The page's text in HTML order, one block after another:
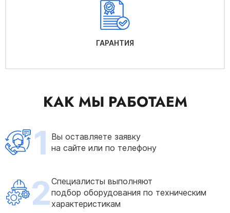
ГАРАНТИЯ
КАК МЫ РАБОТАЕМ
1 Вы оставляете заявку
на сайте или по телефону
2Специалисты выполняют
подбор оборудования по техническим
характеристикам